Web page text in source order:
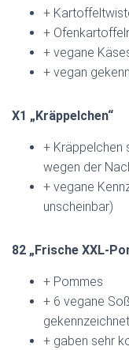
+
+
+ vegane
+ vegan
X1 „Kräppelchen“
+ Kräppelchen
wegen der
+ vegane
unscheinbar)
82 „Frische XXL-
+ Pommes
+ 6 vegane
+ gaben sehr